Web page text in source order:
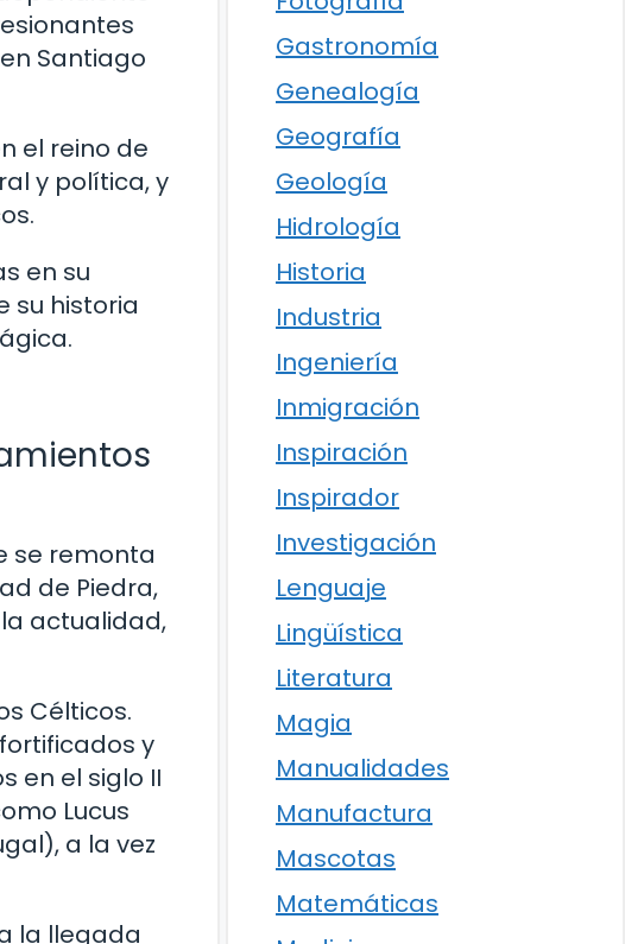
Santiago
el reino de
y política, y
en su
su historia
se remonta
de Piedra,
actualidad,
Célticos.
y
en el siglo II
Lucus
a la vez
la llegada
Gastronomía
Genealogía
Geografía
Geología
Hidrología
Historia
Industria
Ingeniería
Inmigración
Inspiración
Inspirador
Investigación
Lenguaje
Lingüística
Literatura
Magia
Manualidades
Manufactura
Mascotas
Matemáticas